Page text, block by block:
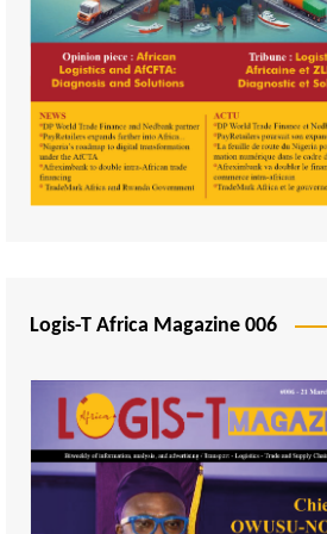
Logis-T Africa Magazine 006